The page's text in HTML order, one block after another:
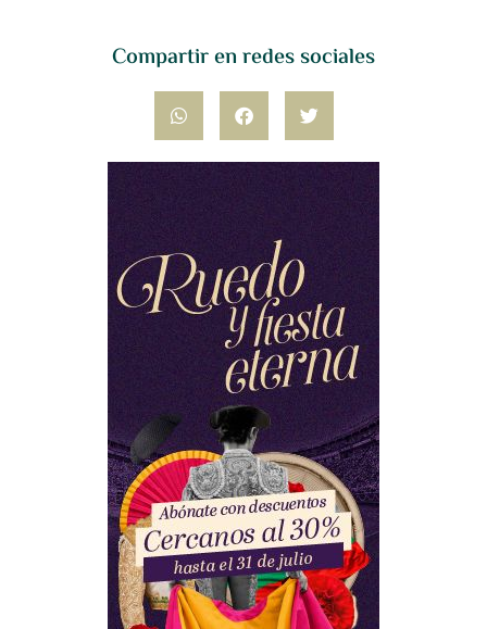
Compartir en redes sociales